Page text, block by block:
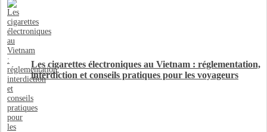
Les cigarettes électroniques au Vietnam : réglementation,
interdiction et conseils pratiques pour les voyageurs